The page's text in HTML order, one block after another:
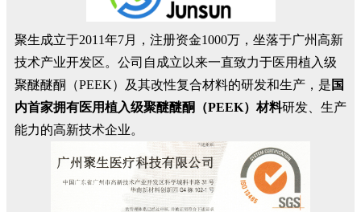
聚生成立于2011年7月，注册资金1000万，坐落于广州高新
技术产业开发区。公司自成立以来一直致力于医用植入级
聚醚醚酮（PEEK）及其改性复合材料的研发和生产，是 国
内首家拥有医用植入级聚醚醚酮（PEEK）材料研发、生产
能力的高新技术企业。